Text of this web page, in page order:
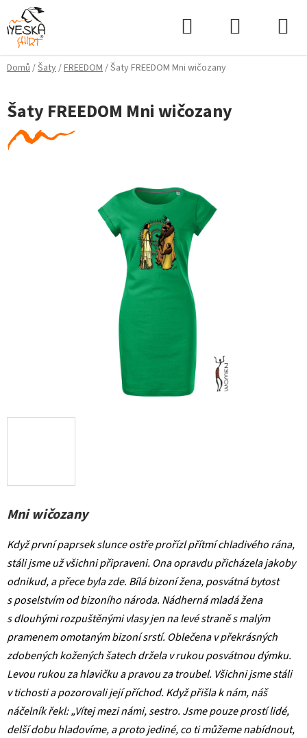
Přejít
na
obsah
Domů/Šaty/FREEDOM/Šaty FREEDOM Mni wičozany
Mni wičozany
Když první paprsek slunce ostře prořízl přítmí chladivého rána,
stáli jsme už všichni připraveni. Ona opravdu přicházela jakoby
odnikud, a přece byla zde. Bílá bizoní žena, posvátná bytost
s poselstvím od bizoního národa. Nádherná mladá žena
s dlouhými rozpuštěnými vlasy jen na levé straně s malým
pramenem omotaným bizoní srstí. Oblečena v překrásných
zdobených kožených šatech držela v rukou posvátnou dýmku.
Levou rukou za hlavičku a pravou za troubel. Všichni jsme stáli
v tichosti a pozorovali její příchod. Když přišla k nám, náš
náčelník řekl: „Vítej mezi námi, sestro. Jsme pouze prostí lidé,
delší dobu hladovíme, a proto jediné, co ti můžeme nabídnout,
Šaty FREEDOM Mni wičozany